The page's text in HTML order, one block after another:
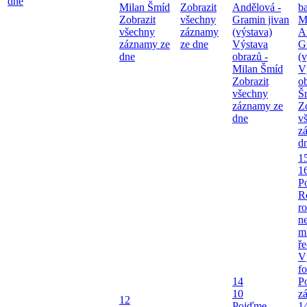
Milan Šmíd
Zobrazit
všechny
záznamy ze
dne
Zobrazit
všechny
záznamy
ze dne
Andělová -
Gramin jivan
(výstava)
Výstava
obrazů -
Milan Šmíd
Zobrazit
všechny
záznamy ze
dne
12
14
10